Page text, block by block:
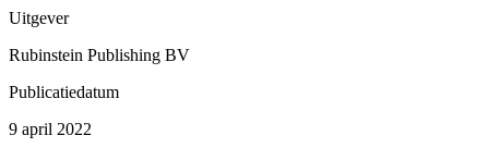
Uitgever
Rubinstein Publishing BV
Publicatiedatum
9 april 2022